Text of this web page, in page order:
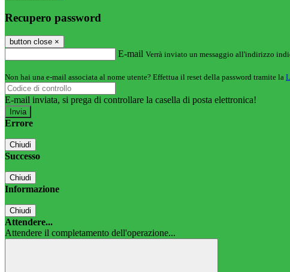
Recupero password
button close ×
E-mail Verrà inviato un messaggio all'indirizzo
Non hai una e-mail associata al nome utente? Effettua il reset della password tramite la
E-mail inviata, si prega di controllare la casella di posta elettronica!
Errore
Chiudi
Successo
Chiudi
Informazione
Chiudi
Attendere...
Attendere il completamento dell'operazione...